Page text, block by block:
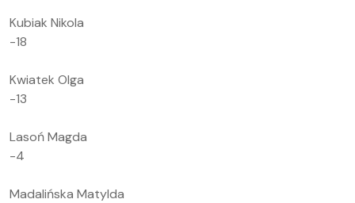
Kubiak Nikola
-18
Kwiatek Olga
-13
Lasoń Magda
-4
Madalińska Matylda